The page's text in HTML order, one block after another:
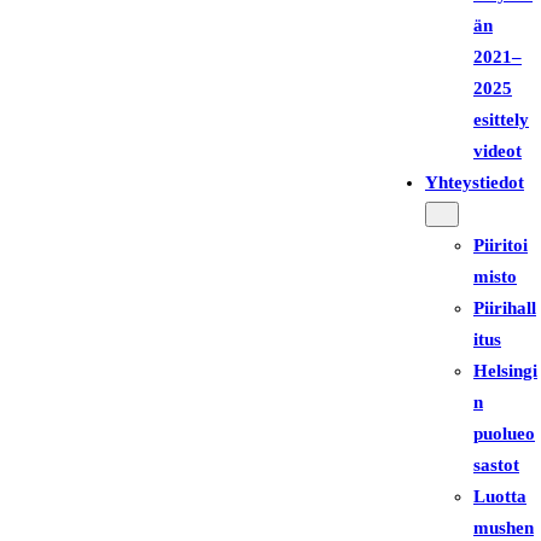
än
2021–
2025
esittely
videot
Yhteystiedot
Piiritoi
misto
Piirihall
itus
Helsingi
n
puolueo
sastot
Luotta
mushen